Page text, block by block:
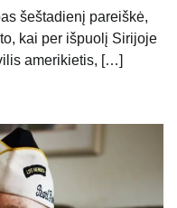
šeštadienį pareiškė,
kai per išpuolį Sirijoje
amerikietis, […]